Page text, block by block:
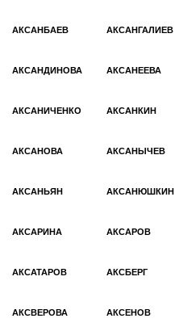
АКСАНБАЕВ АКСАНГАЛИЕВ
АКСАНДИНОВА АКСАНЕЕВА
АКСАНИЧЕНКО АКСАНКИН
АКСАНОВА АКСАНЫЧЕВ
АКСАНЬЯН АКСАНЮШКИН
АКСАРИНА АКСАРОВ
АКСАТАРОВ АКСБЕРГ
АКСВЕРОВА АКСЕHОВ